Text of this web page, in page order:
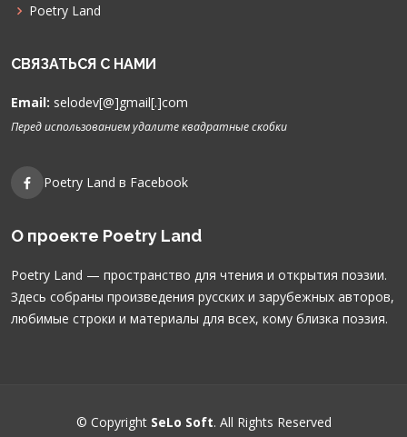
Poetry Land
СВЯЗАТЬСЯ С НАМИ
Email: selodev[@]gmail[.]com
Перед использованием удалите квадратные скобки
Poetry Land в Facebook
О проекте Poetry Land
Poetry Land — пространство для чтения и открытия поэзии.
Здесь собраны произведения русских и зарубежных авторов,
любимые строки и материалы для всех, кому близка поэзия.
© Copyright SeLo Soft. All Rights Reserved